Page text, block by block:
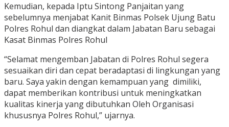
Kemudian, kepada Iptu Sintong Panjaitan yang
sebelumnya menjabat Kanit Binmas Polsek Ujung Batu
Polres Rohul dan diangkat dalam Jabatan Baru sebagai
Kasat Binmas Polres Rohul
“Selamat mengemban Jabatan di Polres Rohul segera
sesuaikan diri dan cepat beradaptasi di lingkungan yang
baru. Saya yakin dengan kemampuan yang dimiliki,
dapat memberikan kontribusi untuk meningkatkan
kualitas kinerja yang dibutuhkan Oleh Organisasi
khususnya Polres Rohul,” ujarnya.